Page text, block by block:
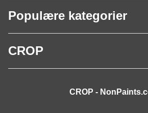
Populære kategorier
CROP
CROP -